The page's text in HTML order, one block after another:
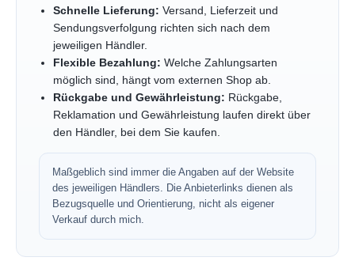
Schnelle Lieferung: Versand, Lieferzeit und
Sendungsverfolgung richten sich nach dem
jeweiligen Händler.
Flexible Bezahlung: Welche Zahlungsarten
möglich sind, hängt vom externen Shop ab.
Rückgabe und Gewährleistung: Rückgabe,
Reklamation und Gewährleistung laufen direkt über
den Händler, bei dem Sie kaufen.
Maßgeblich sind immer die Angaben auf der Website
des jeweiligen Händlers. Die Anbieterlinks dienen als
Bezugsquelle und Orientierung, nicht als eigener
Verkauf durch mich.